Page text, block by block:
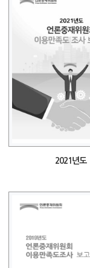
2021년도